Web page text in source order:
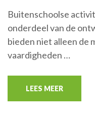
Buitenschoolse
onderdeel van de
bieden niet alleen de
vaardigheden …
LEES MEER